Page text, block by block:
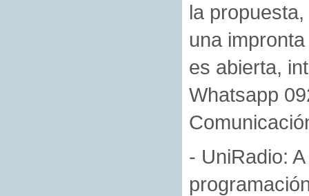
la
una
es abierta,
Whatsapp
- UniRadio: